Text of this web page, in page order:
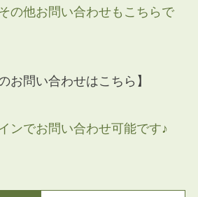
の他お問い合わせもこちらで
お問い合わせはこちら】
ンでお問い合わせ可能です♪